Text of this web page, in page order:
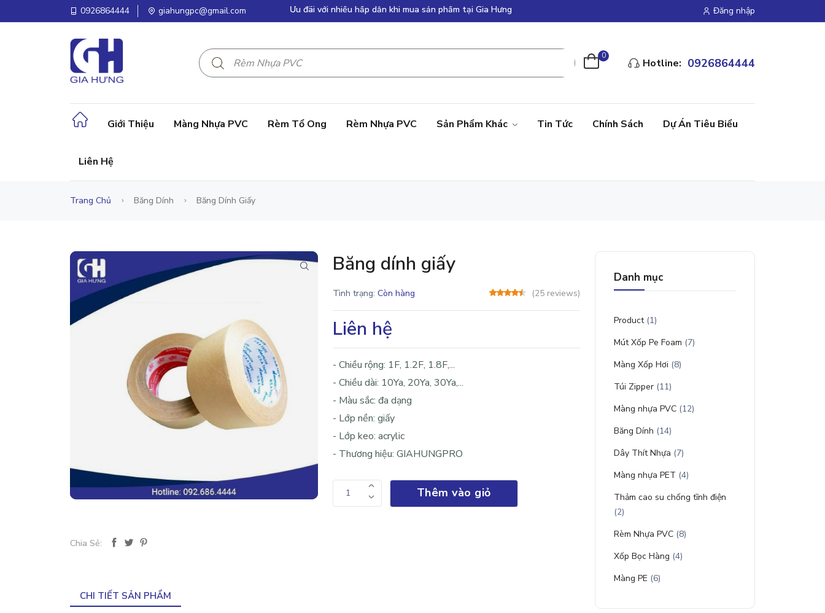
0926864444 giahungpc@gmail.com Hãy đặt hàng ngay giảm giá lên đến 50% Đăng nhập
0
Hotline: 0926864444
Giới Thiệu Màng Nhựa PVC Rèm Tổ Ong Rèm Nhựa PVC Sản Phẩm Khác Tin Tức Chính Sách Dự Án Tiêu Biểu
Liên Hệ
Trang Chủ Băng Dính Băng Dính Giấy
Chia Sẻ:
Băng dính giấy
Tình trạng: Còn hàng (25 reviews)
Liên hệ
- Chiều rộng: 1F, 1.2F, 1.8F,...
- Chiều dài: 10Ya, 20Ya, 30Ya,...
- Màu sắc: đa dạng
- Lớp nền: giấy
- Lớp keo: acrylic
- Thương hiệu: GIAHUNGPRO
1 Thêm vào giỏ
CHI TIẾT SẢN PHẨM
Danh mục
Product(1)
Mút Xốp Pe Foam (7)
Màng Xốp Hơi (8)
Túi Zipper (11)
Màng nhựa PVC (12)
Băng Dính (14)
Dây Thít Nhựa (7)
Màng nhựa PET (4)
Thảm cao su chống tĩnh điện
(2)
Rèm Nhựa PVC (8)
Xốp Bọc Hàng (4)
Màng PE (6)